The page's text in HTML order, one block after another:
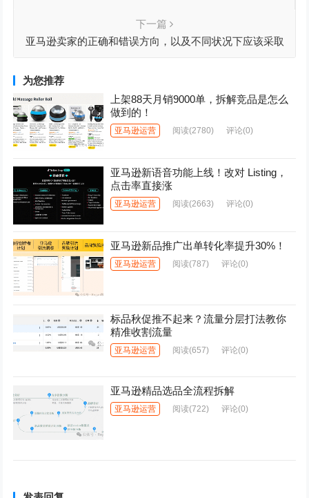
下一篇
亚马逊卖家的正确和错误方向，以及不同状况下应该采取
为您推荐
上架88天月销9000单，拆解竞品是怎么
做到的！
亚马逊运营 阅读(2780) 评论(0)
亚马逊新语音功能上线！改对 Listing，
点击率直接涨
亚马逊运营 阅读(2663) 评论(0)
亚马逊新品推广出单转化率提升30%！
亚马逊运营 阅读(787) 评论(0)
标品秋促推不起来？流量分层打法教你
精准收割流量
亚马逊运营 阅读(657) 评论(0)
亚马逊精品选品全流程拆解
亚马逊运营 阅读(722) 评论(0)